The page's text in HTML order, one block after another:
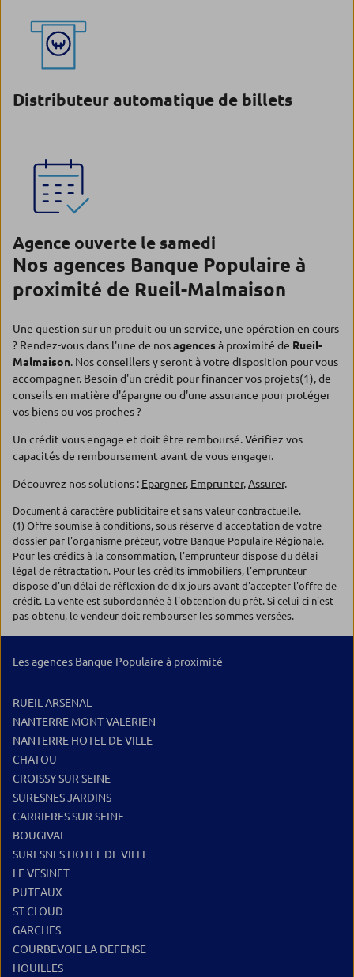
Distributeur automatique de billets
Agence ouverte le samedi
Nos agences Banque Populaire à
proximité de Rueil-Malmaison
Une question sur un produit ou un service, une opération en cours
? Rendez-vous dans l'une de nosagencesà proximité de Rueil-
Malmaison. Nos conseillers y seront à votre disposition pour vous
accompagner. Besoin d'un crédit pour financer vos projets(1), de
conseils en matière d'épargne ou d'une assurance pour protéger
vos biens ou vos proches ?
Un crédit vous engage et doit être remboursé. Vérifiez vos
capacités de remboursement avant de vous engager.
Découvrez nos solutions : Epargner, Emprunter,Assurer.
Document à caractère publicitaire et sans valeur contractuelle.
(1) Offre soumise à conditions, sous réserve d'acceptation de votre
dossier par l'organisme prêteur, votre Banque Populaire Régionale.
Pour les crédits à la consommation, l'emprunteur dispose du délai
légal de rétractation. Pour les crédits immobiliers, l'emprunteur
dispose d'un délai de réflexion de dix jours avant d'accepter l'offre de
crédit. La vente est subordonnée à l'obtention du prêt. Si celui-ci n'est
pas obtenu, le vendeur doit rembourser les sommes versées.
Les agences Banque Populaire à proximité
RUEIL ARSENAL
NANTERRE MONT VALERIEN
NANTERRE HOTEL DE VILLE
CHATOU
CROISSY SUR SEINE
SURESNES JARDINS
CARRIERES SUR SEINE
BOUGIVAL
SURESNES HOTEL DE VILLE
LE VESINET
PUTEAUX
ST CLOUD
GARCHES
COURBEVOIE LA DEFENSE
HOUILLES